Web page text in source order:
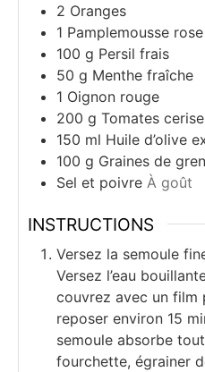
2 Oranges
1 Pamplemousse rose
100 g Persil frais
50 g Menthe fraîche
1 Oignon rouge
200 g Tomates
150 ml Huile d’olive
100 g Graines de
Sel et poivre À goût
INSTRUCTIONS
Versez la semoule
Versez l’eau
couvrez avec un film
reposer environ 15
semoule absorbe
fourchette, égrainer